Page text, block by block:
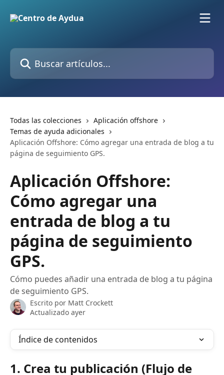
Buscar artículos...
Todas las colecciones
Aplicación offshore
Temas de ayuda adicionales
Aplicación Offshore: Cómo agregar una entrada de blog a tu
página de seguimiento GPS.
Aplicación Offshore:
Cómo agregar una
entrada de blog a tu
página de seguimiento
GPS.
Cómo puedes añadir una entrada de blog a tu página
de seguimiento GPS.
Escrito por Matt Crockett
Actualizado ayer
Índice de contenidos
1. Crea tu publicación (Flujo de